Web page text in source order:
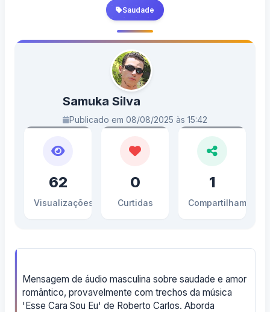
Saudade
Samuka Silva
Publicado em 08/08/2025 às 15:42
62
Visualizações
0
Curtidas
1
Compartilhamentos
Mensagem de áudio masculina sobre saudade e amor
romântico, provavelmente com trechos da música
'Esse Cara Sou Eu' de Roberto Carlos. Aborda